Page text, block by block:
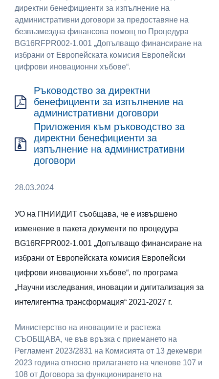
директни бенефициенти за изпълнение на
административни договори за предоставяне на
безвъзмездна финансова помощ по Процедура
BG16RFPR002-1.001 „Допълващо финансиране на
избрани от Европейската комисия Европейски
цифрови иновационни хъбове“.
Ръководство за директни
бенефициенти за изпълнение на
административни договори
Приложения към ръководство за
директни бенефициенти за
изпълнение на административни
договори
28.03.2024
УО на ПНИИДИТ съобщава, че e извършено
изменение в пакета документи по процедура
BG16RFPR002-1.001 „Допълващо финансиране на
избрани от Европейската комисия Европейски
цифрови иновационни хъбове“, по програма
„Научни изследвания, иновации и дигитализация за
интелигентна трансформация“ 2021-2027 г.
Министерство на иновациите и растежа
СЪОБЩАВА, че във връзка с приемането на
Регламент 2023/2831 на Комисията от 13 декември
2023 година относно прилагането на членове 107 и
108 от Договора за функционирането на